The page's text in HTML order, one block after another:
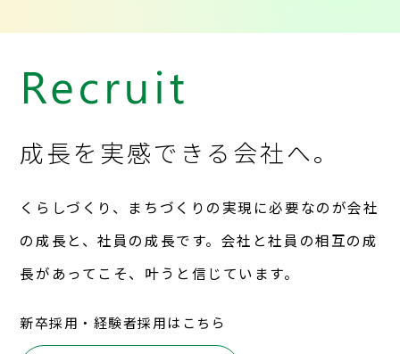
成長を実感できる会社へ。
くらしづくり、まちづくりの実現に必要なのが会社
の成長と、社員の成長です。会社と社員の相互の成
長があってこそ、叶うと信じています。
新卒採用・経験者採用はこちら